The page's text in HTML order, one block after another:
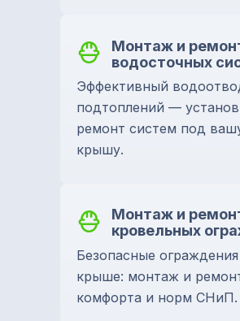
Монтаж и
водосточных
Эффективный
подтоплений —
ремонт систем под
крышу.
Монтаж и
кровельных
Безопасные
крыше: монтаж и
комфорта и норм СНиП.